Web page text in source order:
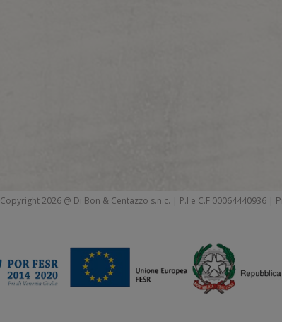
Copyright 2026 @ Di Bon & Centazzo s.n.c. | P.I e C.F 00064440936 |